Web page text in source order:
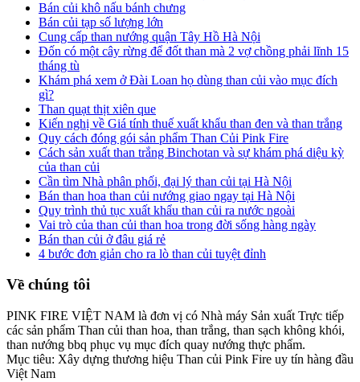
Bán củi khô nấu bánh chưng
Bán củi tạp số lượng lớn
Cung cấp than nướng quận Tây Hồ Hà Nội
Đốn có một cây rừng để đốt than mà 2 vợ chồng phải lĩnh 15
tháng tù
Khám phá xem ở Đài Loan họ dùng than củi vào mục đích
gì?
Than quạt thịt xiên que
Kiến nghị về Giá tính thuế xuất khẩu than đen và than trắng
Quy cách đóng gói sản phẩm Than Củi Pink Fire
Cách sản xuất than trắng Binchotan và sự khám phá diệu kỳ
của than củi
Cần tìm Nhà phân phối, đại lý than củi tại Hà Nội
Bán than hoa than củi nướng giao ngay tại Hà Nội
Quy trình thủ tục xuất khẩu than củi ra nước ngoài
Vai trò của than củi than hoa trong đời sống hàng ngày
Bán than củi ở đâu giá rẻ
4 bước đơn giản cho ra lò than củi tuyệt đỉnh
Về chúng tôi
PINK FIRE VIỆT NAM là đơn vị có Nhà máy Sản xuất Trực tiếp
các sản phẩm Than củi than hoa, than trắng, than sạch không khói,
than nướng bbq phục vụ mục đích quay nướng thực phẩm.
Mục tiêu: Xây dựng thương hiệu Than củi Pink Fire uy tín hàng đầu
Việt Nam